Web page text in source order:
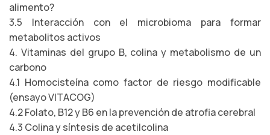
alimento?
3.5 Interacción con el microbioma para formar
metabolitos activos
4. Vitaminas del grupo B, colina y metabolismo de un
carbono
4.1 Homocisteína como factor de riesgo modificable
(ensayo VITACOG)
4.2 Folato, B12 y B6 en la prevención de atrofia cerebral
4.3 Colina y síntesis de acetilcolina